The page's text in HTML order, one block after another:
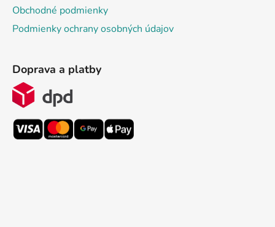
Obchodné podmienky
Podmienky ochrany osobných údajov
Doprava a platby